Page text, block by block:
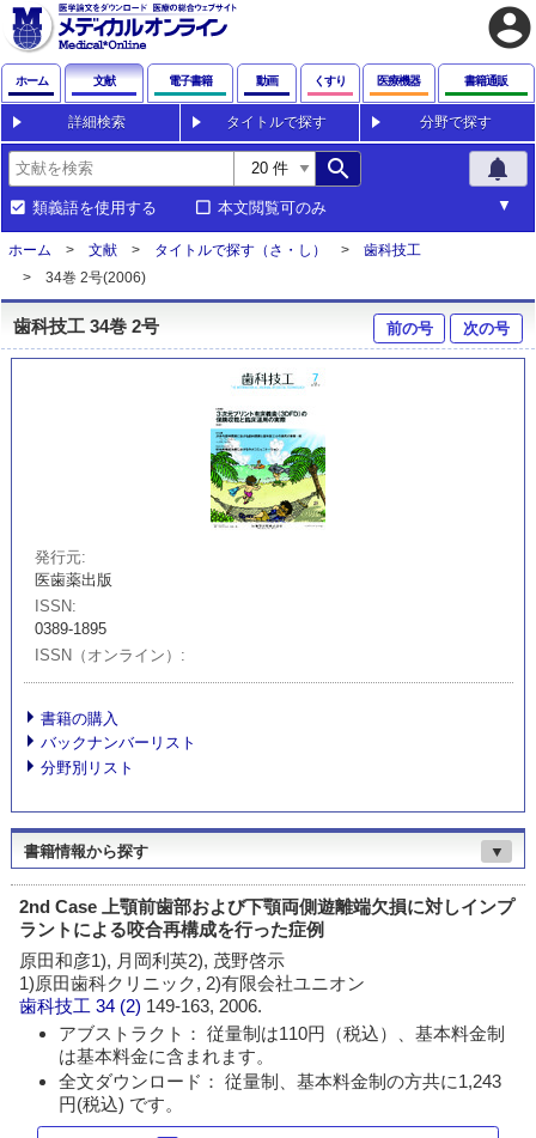
account_circle
ホーム 文献 電子書籍 動画 くすり 医療機器 書籍通販
詳細検索 タイトルで探す 分野で探す
search notifications
類義語を使用する 本文閲覧可のみ
ホーム 文献 タイトルで探す（さ・し）
歯科技工
34巻 2号(2006)
歯科技工 34巻 2号 前の号 次の号
発行元
医歯薬出版
ISSN
0389-1895
ISSN（オンライン）
書籍の購入
バックナンバーリスト
分野別リスト
書籍情報から探す ▼
2nd Case 上顎前歯部および下顎両側遊離端欠損に対しインプ
ラントによる咬合再構成を行った症例
原田和彦1), 月岡利英2), 茂野啓示
1)原田歯科クリニック, 2)有限会社ユニオン
歯科技工 34 (2) 149-163, 2006.
アブストラクト： 従量制は110円（税込）、基本料金制
は基本料金に含まれます。
全文ダウンロード： 従量制、基本料金制の方共に1,243
円(税込) です。